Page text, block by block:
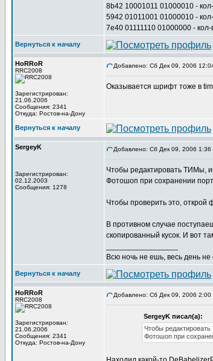
8b42 10001011 01000010 -
5942 01011001 01000010 -
7e40 01111110 01000000 -
Вернуться к началу
HoRRoR
RRC2008
Зарегистрирован:
21.06.2006
Сообщения: 2341
Откуда: Ростов-на-Дону
Добавлено: Сб Дек 09, 2006
Оказывается шрифт тоже в
Вернуться к началу
SergeyK
Зарегистрирован:
02.12.2003
Сообщения: 1278
Добавлено: Сб Дек 09, 2006 1:36
Чтобы редактировать ТИМы,
Фотошоп при сохранении
Чтобы проверить это,
В противном случае
скопированный кусок. И вот
Всю ночь не ешь, весь день
Вернуться к началу
HoRRoR
RRC2008
Зарегистрирован:
21.06.2006
Сообщения: 2341
Откуда: Ростов-на-Дону
Добавлено: Сб Дек 09, 2006 2:00
SergeyK писал(а):
Чтобы
Фотошоп при